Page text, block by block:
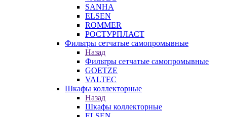
SANHA
ELSEN
ROMMER
РОСТУРПЛАСТ
Фильтры сетчатые самопромывные
Назад
Фильтры сетчатые самопромывные
GOETZE
VALTEC
Шкафы коллекторные
Назад
Шкафы коллекторные